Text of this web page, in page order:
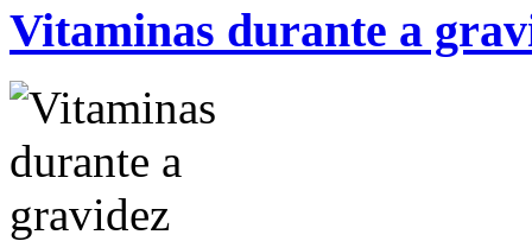
Vitaminas durante a